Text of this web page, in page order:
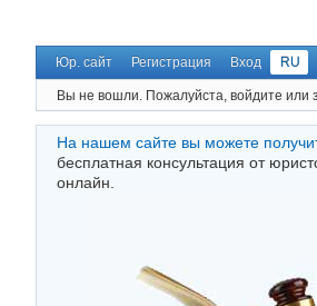
Юр. сайт Регистрация Вход RU
Вы не вошли. Пожалуйста, войдите или
На нашем сайте вы можете
бесплатная консультация от
онлайн.